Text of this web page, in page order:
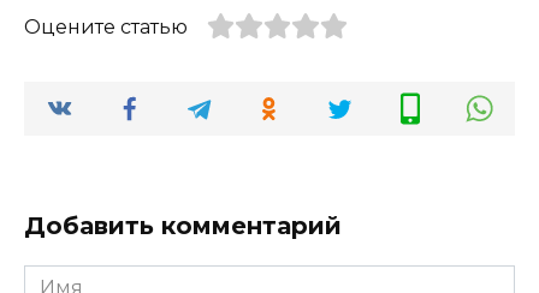
Оцените статью
Добавить комментарий
Имя